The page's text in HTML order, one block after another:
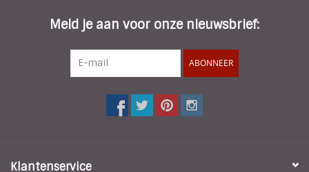
Meld je aan voor onze nieuwsbrief:
ABONNEER
Klantenservice